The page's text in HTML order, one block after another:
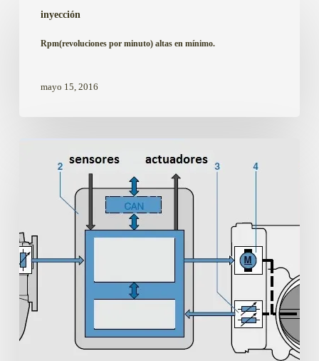
inyección
mínimo.
Rpm(revoluciones por minuto) altas en mínimo.
mayo 15, 2016
muy
bajas,
mínimo
inestable